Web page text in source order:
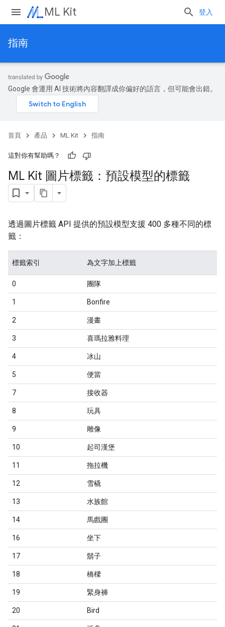
ML Kit 登入
指南
Google 會運用 AI 技術將內容翻譯成你偏好的語言，但可能會出錯。
首頁 產品 ML Kit 指南
這對你有幫助嗎？
ML Kit 圖片標籤：預設模型的標籤
透過圖片標籤 API 提供的預設模型支援 400 多種不同的標
籤：
標籤索引 為文字加上標籤
0 團隊
1 Bonfire
2 漫畫
3 喜瑪拉雅料理
4 冰山
5 便當
7 接收器
8 玩具
9 雕像
10 起司漢堡
11 拖拉機
12 雪橇
13 水族館
14 馬戲團
16 坐下
17 鬍子
18 橋樑
19 緊身褲
20 Bird